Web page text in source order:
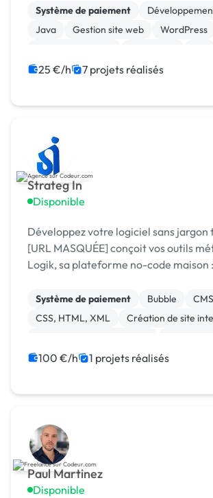
Système de paiement
Java
Gestion site web
WordPress
Application mobile
Back-end
25 €/h 7 projets réalisés
Strateg In
Disponible
Développez votre logiciel sans jargon
[URL MASQUÉE] conçoit vos outils
Logik, sa plateforme no-code maison
Système de paiement Bubble
CMS
CSS, HTML, XML
Création de site
Gestion site web
Installation de Script
100 €/h 1 projets réalisés
Paul Martinez
Disponible